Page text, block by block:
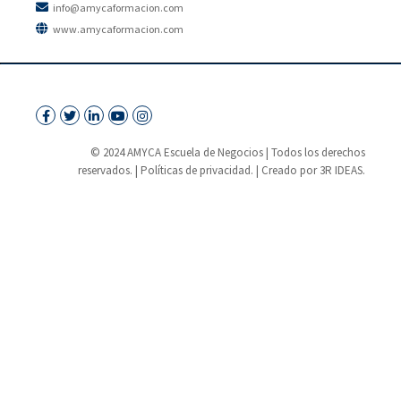
info@amycaformacion.com
www.amycaformacion.com
© 2024 AMYCA Escuela de Negocios | Todos los derechos
reservados. | Políticas de privacidad. | Creado por 3R IDEAS.